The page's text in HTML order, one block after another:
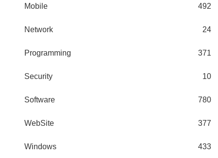
Mobile 492
Network 24
Programming 371
Security 10
Software 780
WebSite 377
Windows 433